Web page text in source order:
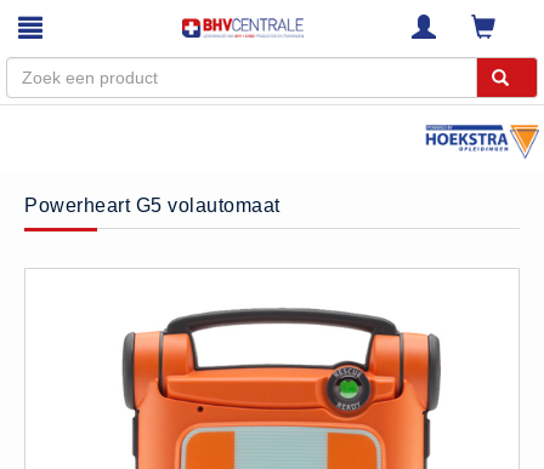
Home
Webshop
Trainingen
Diensten
Keuringen
Bedrijfsnoodplannen
Powerheart G5 volautomaat